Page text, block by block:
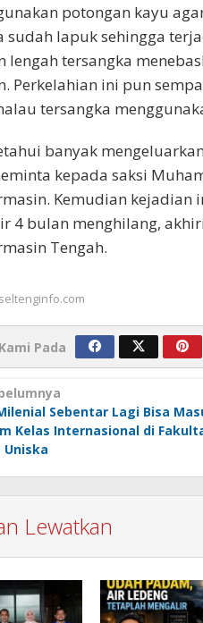
potongan kayu
sudah lapuk sehingga
lengah tersangka
Perkelahian ini pun
tersangka
banyak
kepada saksi
Kemudian kejadian
4 bulan menghilang,
Tengah.
Pada
Sebentar Lagi Bisa
Kelas Internasional di
Uniska
Lewatkan